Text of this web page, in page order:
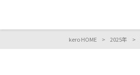
kero HOME > 2025年 >